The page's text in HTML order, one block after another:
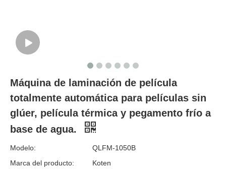
Máquina de laminación de película
totalmente automática para películas sin
glúer, película térmica y pegamento frío a
base de agua.
Modelo:
QLFM-1050B
Marca del producto:
Koten